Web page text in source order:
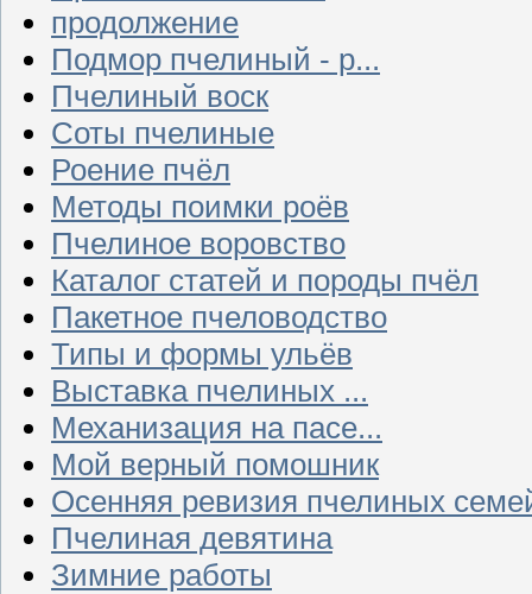
продолжение
Подмор пчелиный - р...
Пчелиный воск
Соты пчелиные
Роение пчёл
Методы поимки роёв
Пчелиное воровство
Каталог статей и породы пчёл
Пакетное пчеловодство
Типы и формы ульёв
Выставка пчелиных ...
Механизация на пасе...
Мой верный помошник
Осенняя ревизия пчелиных
Пчелиная девятина
Зимние работы